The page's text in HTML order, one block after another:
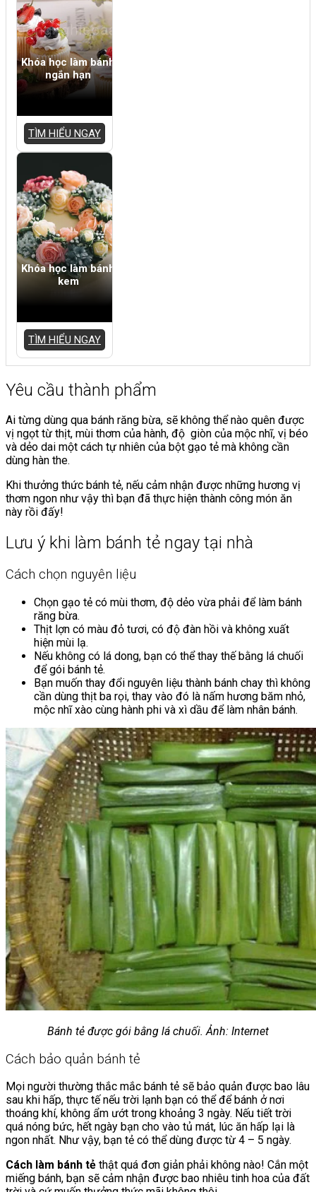
Khóa học làm bánh
ngắn hạn
TÌM HIỂU NGAY
Khóa học làm bánh
kem
TÌM HIỂU NGAY
Yêu cầu thành phẩm
Ai từng dùng qua bánh răng bừa, sẽ không thể nào quên được
vị ngọt từ thịt, mùi thơm của hành, độ giòn của mộc nhĩ, vị béo
và dẻo dai một cách tự nhiên của bột gạo tẻ mà không cần
dùng hàn the.
Khi thưởng thức bánh tẻ, nếu cảm nhận được những hương vị
thơm ngon như vậy thì bạn đã thực hiện thành công món ăn
này rồi đấy!
Lưu ý khi làm bánh tẻ ngay tại nhà
Cách chọn nguyên liệu
Chọn gạo tẻ có mùi thơm, độ dẻo vừa phải để làm bánh
răng bừa.
Thịt lợn có màu đỏ tươi, có độ đàn hồi và không xuất
hiện mùi lạ.
Nếu không có lá dong, bạn có thể thay thế bằng lá chuối
để gói bánh tẻ.
Bạn muốn thay đổi nguyên liệu thành bánh chay thì không
cần dùng thịt ba rọi, thay vào đó là nấm hương băm nhỏ,
mộc nhĩ xào cùng hành phi và xì dầu để làm nhân bánh.
Bánh tẻ được gói bằng lá chuối. Ảnh: Internet
Cách bảo quản bánh tẻ
Mọi người thường thắc mắc bánh tẻ sẽ bảo quản được bao lâu
sau khi hấp, thực tế nếu trời lạnh bạn có thể để bánh ở nơi
thoáng khí, không ẩm ướt trong khoảng 3 ngày. Nếu tiết trời
quá nóng bức, hết ngày bạn cho vào tủ mát, lúc ăn hấp lại là
ngon nhất. Như vậy, bạn tẻ có thể dùng được từ 4 – 5 ngày.
Cách làm bánh tẻ thật quá đơn giản phải không nào! Cắn một
miếng bánh, bạn sẽ cảm nhận được bao nhiêu tinh hoa của đất